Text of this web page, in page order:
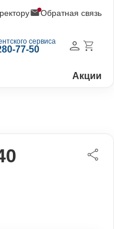
Обратная связь
сервиса
77-50
Акции